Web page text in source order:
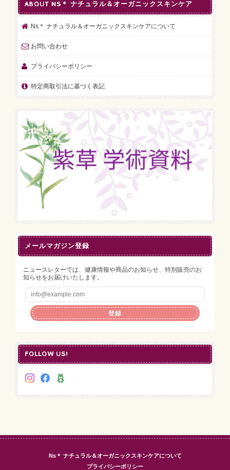
ABOUT NS＊ ナチュラル＆オーガニックスキンケア
Ns＊ ナチュラル＆オーガニックスキンケアについて
お問い合わせ
プライバシーポリシー
特定商取引法に基づく表記
メールマガジン登録
ニュースレターでは、健康情報や商品のお知らせ、特別販売のお
知らせをお届けいたします。
登録
FOLLOW US!
Ns＊ ナチュラル＆オーガニックスキンケアについて
プライバシーポリシー